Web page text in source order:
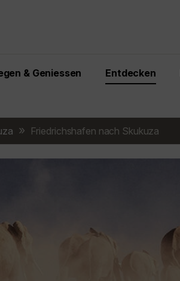
& Geniessen Entdecken
Friedrichshafen nach Skukuza